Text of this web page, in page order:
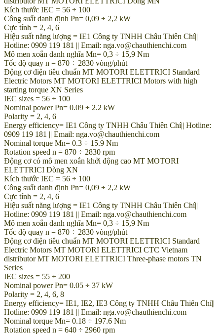
Kích thước IEC = 56 ÷ 100
Công suất danh định Pn= 0,09 ÷ 2,2 kW
Cực tính = 2, 4, 6
Hiệu suất năng lượng = IE1 Công ty TNHH Châu Thiên Chí||
Hotline: 0909 119 181 || Email: nga.vo@chauthienchi.com
Mô men xoắn danh nghĩa Mn= 0,3 ÷ 15,9 Nm
Tốc độ quay n = 870 ÷ 2830 vòng/phút
Động cơ điện tiêu chuẩn MT MOTORI ELETTRICI Standard
Electric Motors MT MOTORI ELETTRICI Motors with high
starting torque XN Series
IEC sizes = 56 ÷ 100
Nominal power Pn= 0.09 ÷ 2.2 kW
Polarity = 2, 4, 6
Energy efficiency= IE1 Công ty TNHH Châu Thiên Chí|| Hotline:
0909 119 181 || Email: nga.vo@chauthienchi.com
Nominal torque Mn= 0.3 ÷ 15.9 Nm
Rotation speed n = 870 ÷ 2830 rpm
Động cơ có mô men xoắn khởi động cao MT MOTORI
ELETTRICI Dòng XN
Kích thước IEC = 56 ÷ 100
Công suất danh định Pn= 0,09 ÷ 2,2 kW
Cực tính = 2, 4, 6
Hiệu suất năng lượng = IE1 Công ty TNHH Châu Thiên Chí||
Hotline: 0909 119 181 || Email: nga.vo@chauthienchi.com
Mô men xoắn danh nghĩa Mn= 0,3 ÷ 15,9 Nm
Tốc độ quay n = 870 ÷ 2830 vòng/phút
Động cơ điện tiêu chuẩn MT MOTORI ELETTRICI Standard
Electric Motors MT MOTORI ELETTRICI CTC Vietnam
distributor MT MOTORI ELETTRICI Three-phase motors TN
Series
IEC sizes = 55 ÷ 200
Nominal power Pn= 0.05 ÷ 37 kW
Polarity = 2, 4, 6, 8
Energy efficiency= IE1, IE2, IE3 Công ty TNHH Châu Thiên Chí||
Hotline: 0909 119 181 || Email: nga.vo@chauthienchi.com
Nominal torque Mn= 0.18 ÷ 197.6 Nm
Rotation speed n = 640 ÷ 2960 rpm